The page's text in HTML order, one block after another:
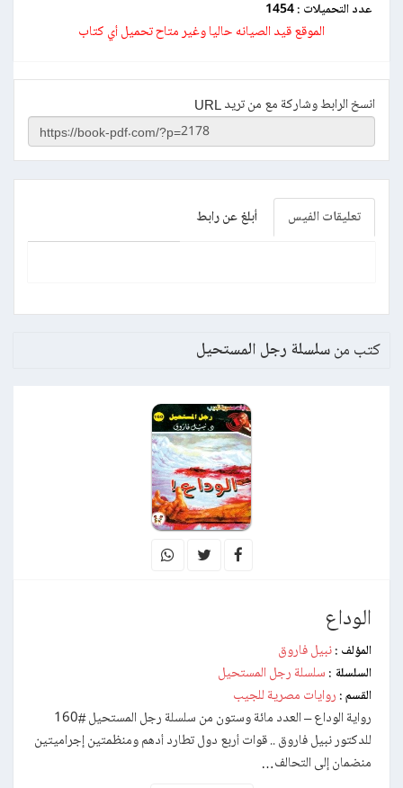
عدد التحميلات : 1454
الموقع قيد الصيانه حاليا وغير متاح تحميل أي كتاب
انسخ الرابط وشاركة مع من تريد URL
تعليقات الفيس أبلغ عن رابط
كتب من سلسلة رجل المستحيل
الوداع
المؤلف : نبيل فاروق
السلسلة : سلسلة رجل المستحيل
القسم : روايات مصرية للجيب
رواية الوداع – العدد مائة وستون من سلسلة رجل المستحيل #160
للدكتور نبيل فاروق .. قوات أربع دول تطارد أدهم ومنظمتين إجراميتين
منضمان إلى التحالف…